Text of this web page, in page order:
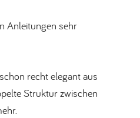
Anleitungen sehr
recht elegant aus
Struktur zwischen